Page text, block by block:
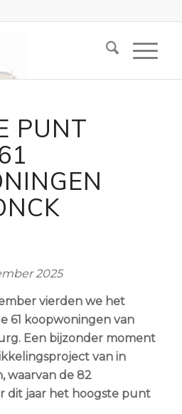
PUNT
2025
vierden we het
61 koopwoningen van
Een bijzonder moment
van in
waarvan de 82
dit jaar het hoogste punt